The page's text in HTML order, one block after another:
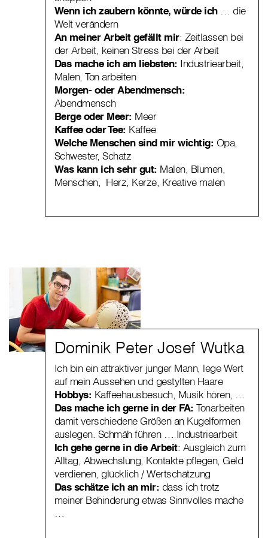
Wenn ich zaubern könnte, würde ich… die
Welt verändern
An meiner Arbeit gefällt mir: Zeitlassen bei
der Arbeit, keinen Stress bei der Arbeit
Das mache ich am liebsten: Industriearbeit,
Malen, Ton arbeiten
Morgen- oder Abendmensch:
Abendmensch
Berge oder Meer: Meer
Kaffee oder Tee: Kaffee
Welche Menschen sind mir wichtig: Opa,
Schwester, Schatz
Was kann ich sehr gut: Malen, Blumen,
Menschen, Herz, Kerze, Kreative malen
Dominik Peter Josef Wutka
Ich bin ein attraktiver junger Mann, lege Wert
auf mein Aussehen und gestylten Haare
Hobbys: Kaffeehausbesuch, Musik hören, …
Das mache ich gerne in der FA: Tonarbeiten
damit verschiedene Größen an Kugelformen
auslegen. Schmäh führen … Industriearbeit
Ich gehe gerne in die Arbeit: Ausgleich zum
Alltag, Abwechslung, Kontakte pflegen, Geld
verdienen, glücklich / Wertschätzung
Das schätze ich an mir: dass ich trotz
meiner Behinderung etwas Sinnvolles mache
…